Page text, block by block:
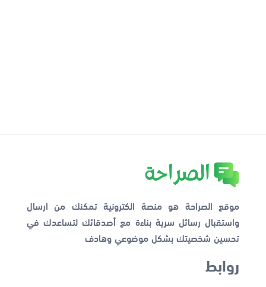
موقع الصراحة هو منصة الكترونية تمكنك من ارسال
واستقبال رسائل سرية بناءة مع أصدقائك لتساعدك في
تحسين شخصيتك بشكل موضوعي وهادف
روابط